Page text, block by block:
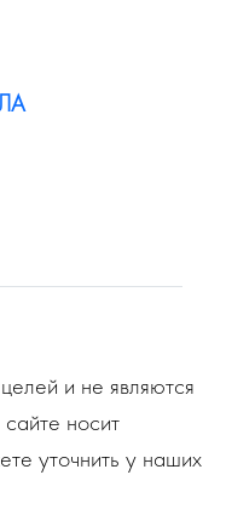
и не являются
носит
уточнить у наших